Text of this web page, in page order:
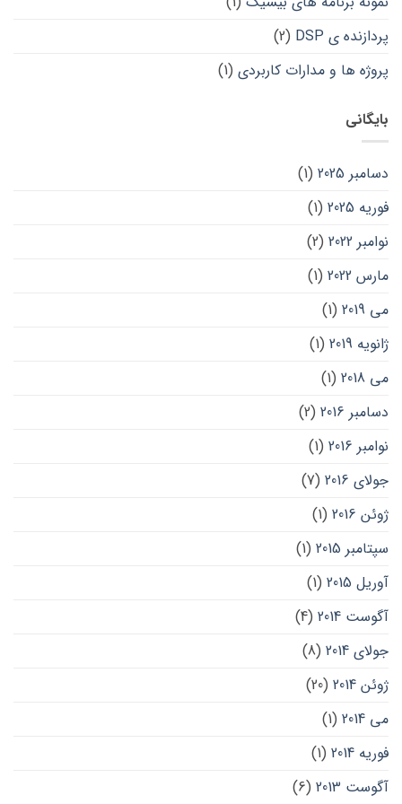
پردازنده ی DSP
(2)
پروژه ها و مدارات کاربردی (1)
بایگانی
دسامبر 2025
(1)
فوریه 2025
(1)
نوامبر 2022
(2)
مارس 2022
(1)
می 2019
(1)
ژانویه 2019
(1)
می 2018
(1)
دسامبر 2016
(2)
نوامبر 2016
(1)
جولای 2016
(7)
ژوئن 2016
(1)
سپتامبر 2015
(1)
آوریل 2015
(1)
آگوست 2014
(4)
جولای 2014
(8)
ژوئن 2014
(20)
می 2014
(1)
فوریه 2014
(1)
آگوست 2013
(6)